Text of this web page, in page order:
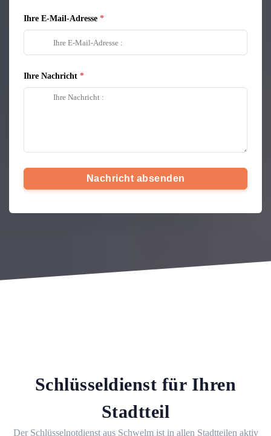
Ihre E-Mail-Adresse
Ihre Nachricht
Nachricht absenden
Schlüsseldienst für Ihren
Stadtteil
Der Schlüsselnotdienst aus Schwelm ist in allen Stadtteilen aktiv